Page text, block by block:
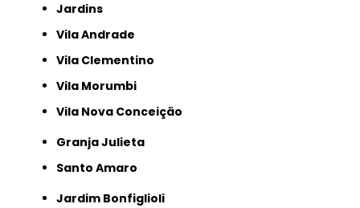
Jardins
Vila Andrade
Vila Clementino
Vila Morumbi
Vila Nova Conceição
Granja Julieta
Santo Amaro
Jardim Bonfiglioli